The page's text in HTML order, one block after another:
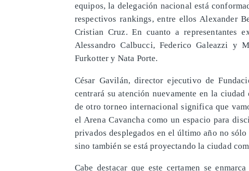
equipos, la delegación nacional está
respectivos rankings, entre ellos Alexander
Cristian Cruz. En cuanto a representantes
Alessandro Calbucci, Federico Galeazzi y
Furkotter y Nata Porte.
César Gavilán, director ejecutivo de
centrará su atención nuevamente en la
de otro torneo internacional significa que
el Arena Cavancha como un espacio para
privados desplegados en el último año no
sino también se está proyectando la ciudad
Cabe destacar que este certamen se